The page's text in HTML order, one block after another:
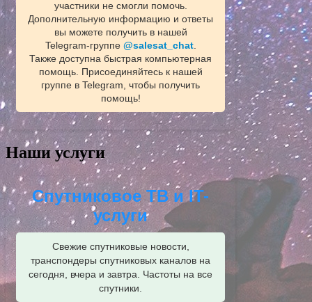
участники не смогли помочь.
Дополнительную информацию и ответы
вы можете получить в нашей
Telegram‑группе @salesat_chat.
Также доступна быстрая компьютерная
помощь. Присоединяйтесь к нашей
группе в Telegram, чтобы получить
помощь!
Наши услуги
Спутниковое ТВ и IT-
услуги
Свежие спутниковые новости,
транспондеры спутниковых каналов на
сегодня, вчера и завтра. Частоты на все
спутники.